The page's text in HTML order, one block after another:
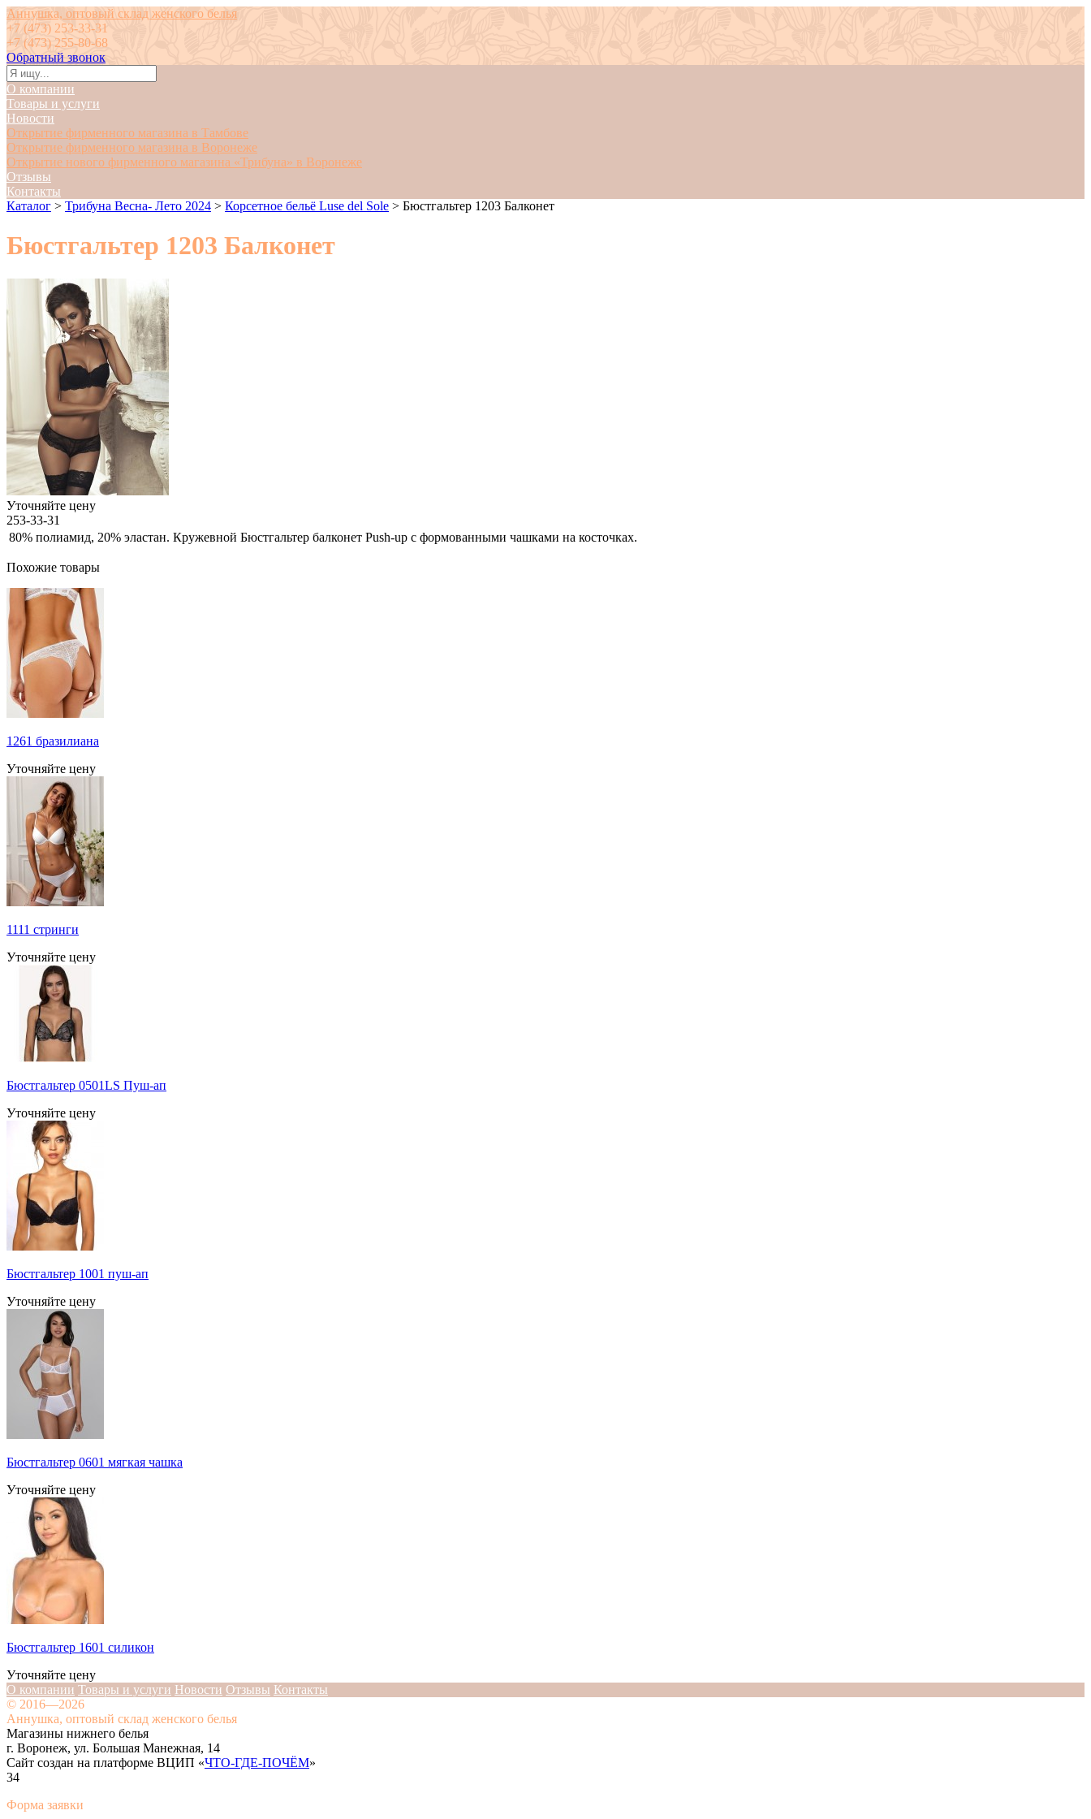
Аннушка, оптовый склад женского белья
+7 (473) 253-33-31
+7 (473) 255-80-68
Обратный звонок
О компании
Товары и услуги
Новости
Открытие фирменного магазина в Тамбове
Открытие фирменного магазина в Воронеже
Открытие нового фирменного магазина «Трибуна» в Воронеже
Отзывы
Контакты
Каталог > Трибуна Весна- Лето 2024 > Корсетное бельё Luse del Sole > Бюстгальтер 1203 Балконет
Бюстгальтер 1203 Балконет
Уточняйте цену
253-33-31
80% полиамид, 20% эластан. Кружевной Бюстгальтер балконет Push-up с формованными чашками на косточках.
Похожие товары
1261 бразилиана
Уточняйте цену
1111 стринги
Уточняйте цену
Бюстгальтер 0501LS Пуш-ап
Уточняйте цену
Бюстгальтер 1001 пуш-ап
Уточняйте цену
Бюстгальтер 0601 мягкая чашка
Уточняйте цену
Бюстгальтер 1601 силикон
Уточняйте цену
О компании Товары и услуги Новости Отзывы Контакты
© 2016—2026
Аннушка, оптовый склад женского белья
Магазины нижнего белья
г. Воронеж, ул. Большая Манежная, 14
Сайт создан на платформе ВЦИП «ЧТО-ГДЕ-ПОЧЁМ»
34
Форма заявки